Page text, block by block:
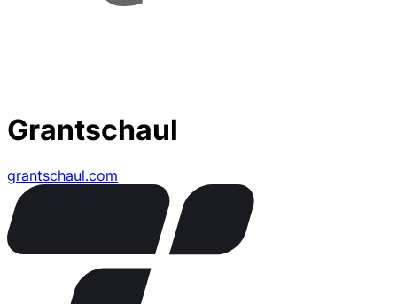
Grantschaul
grantschaul.com